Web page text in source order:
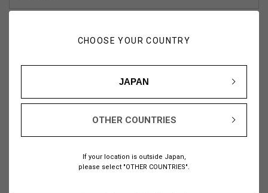
CHOOSE YOUR COUNTRY
JAPAN
OTHER COUNTRIES
If your location is outside Japan,
please select "OTHER COUNTRIES".
こちら
または